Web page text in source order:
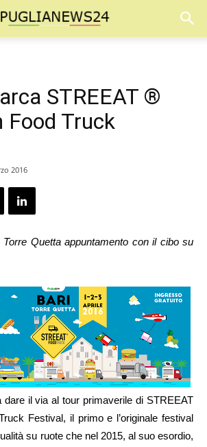
STREEAT ®
Food Truck
2016
Quetta appuntamento con il cibo su
dare il via al tour primaverile di STREEAT
Festival, il primo e l’originale festival
su ruote che nel 2015, al suo esordio,